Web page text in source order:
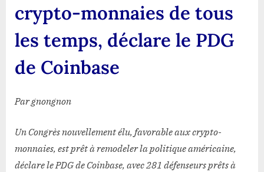
crypto-
monnaies
de
les
PDG
Coinbase
crypto-monnaies de tous
les temps, déclare le PDG
de Coinbase
Par gnongnon
Un Congrès nouvellement élu, favorable aux crypto-
monnaies, est prêt à remodeler la politique américaine,
déclare le PDG de Coinbase, avec 281 défenseurs prêts à